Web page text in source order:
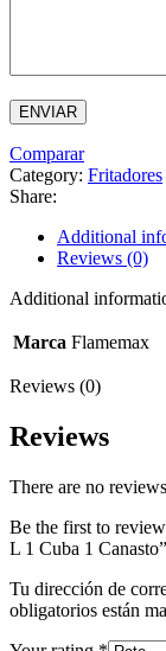
Comparar
Category: Fritadores
Share:
Additional
Reviews (0)
Additional
Marca Flamemax
Reviews (0)
Reviews
There are no
Be the first to
L 1 Cuba 1 Canasto”
Tu dirección de
obligatorios están